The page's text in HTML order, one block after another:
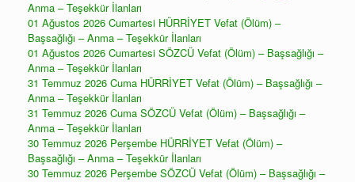
Anma – Teşekkür İlanları
01 Ağustos 2026 Cumartesi HÜRRİYET Vefat (Ölüm) –
Başsağlığı – Anma – Teşekkür İlanları
01 Ağustos 2026 Cumartesi SÖZCÜ Vefat (Ölüm) – Başsağlığı –
Anma – Teşekkür İlanları
31 Temmuz 2026 Cuma HÜRRİYET Vefat (Ölüm) – Başsağlığı –
Anma – Teşekkür İlanları
31 Temmuz 2026 Cuma SÖZCÜ Vefat (Ölüm) – Başsağlığı –
Anma – Teşekkür İlanları
30 Temmuz 2026 Perşembe HÜRRİYET Vefat (Ölüm) –
Başsağlığı – Anma – Teşekkür İlanları
30 Temmuz 2026 Perşembe SÖZCÜ Vefat (Ölüm) – Başsağlığı –